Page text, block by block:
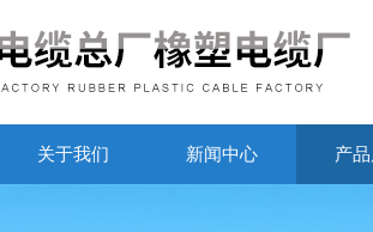
关于我们 新闻中心 产